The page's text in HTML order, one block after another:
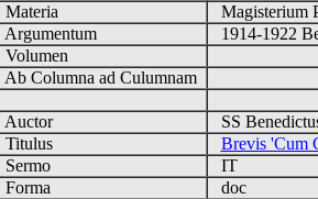
Materia
Magisterium
Argumentum
1914-1922
Volumen
Ab Columna ad Culumnam
Auctor
SS
Titulus
Brevis 'Cum
Sermo
IT
Forma
doc